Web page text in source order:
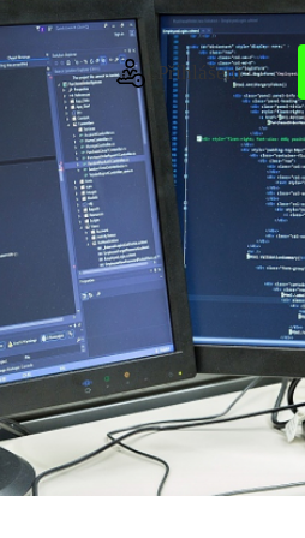
Přihlášení